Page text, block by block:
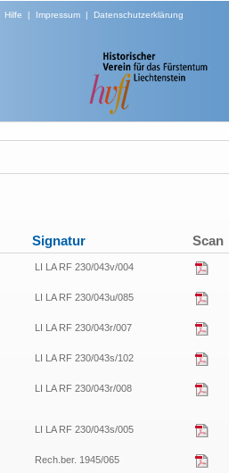
Hilfe | Impressum| Datenschutzerklärung
Signatur Scan
LI LA RF 230/043v/004
LI LA RF 230/043u/085
LI LA RF 230/043r/007
LI LA RF 230/043s/102
LI LA RF 230/043r/008
LI LA RF 230/043s/005
Rech.ber. 1945/065